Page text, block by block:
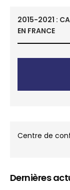
2015-2021 :
EN FRANCE
Centre de
Dernières